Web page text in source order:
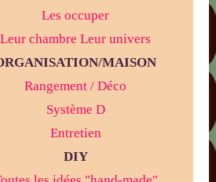
Les occuper
Leur chambre Leur univers
MAISON
Rangement / Déco
Système D
Entretien
DIY